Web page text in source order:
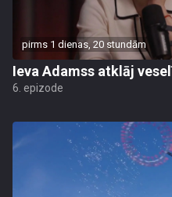
pirms 1 dienas, 20 stundām
Ieva Adamss atklāj
6. epizode